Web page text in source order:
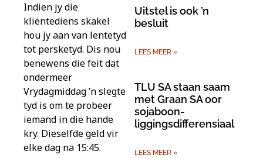
Indien jy die
kliëntediens skakel
hou jy aan van lentetyd
tot persketyd. Dis nou
benewens die feit dat
ondermeer
Vrydagmiddag ’n slegte
tyd is om te probeer
iemand in die hande
kry. Dieselfde geld vir
elke dag na 15:45.
Uitstel is ook ’n
besluit
LEES MEER »
TLU SA staan saam
met Graan SA oor
sojaboon-
liggingsdifferensiaal
LEES MEER »